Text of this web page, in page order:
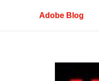
Adobe Blog